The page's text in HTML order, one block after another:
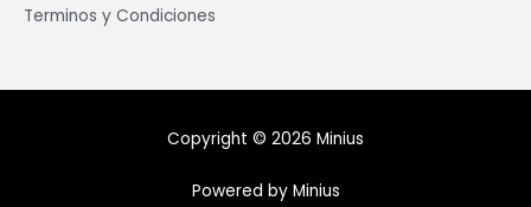
Terminos y Condiciones
Copyright © 2026 Minius
Powered by Minius